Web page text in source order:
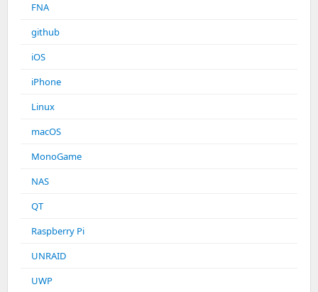
FNA
github
iOS
iPhone
Linux
macOS
MonoGame
NAS
QT
Raspberry Pi
UNRAID
UWP